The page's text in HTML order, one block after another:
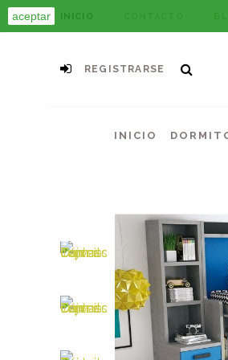
aceptar INICIO
REGISTRARSE
INICIO